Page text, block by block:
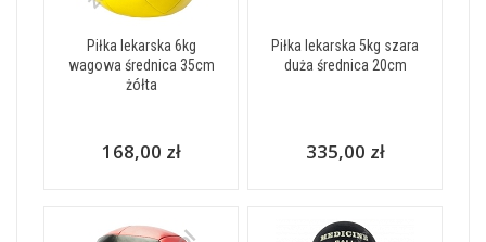
Piłka lekarska 6kg
wagowa średnica 35cm
żółta
168,00 zł
Piłka lekarska 5kg szara
duża średnica 20cm
335,00 zł